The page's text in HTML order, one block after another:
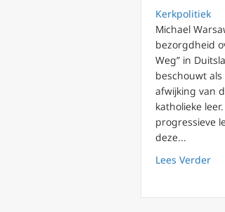
Kerkpolitiek
Michael
bezorgdheid
Weg” in
beschouwt
afwijking van
katholieke
progressieve
deze...
Lees Verder